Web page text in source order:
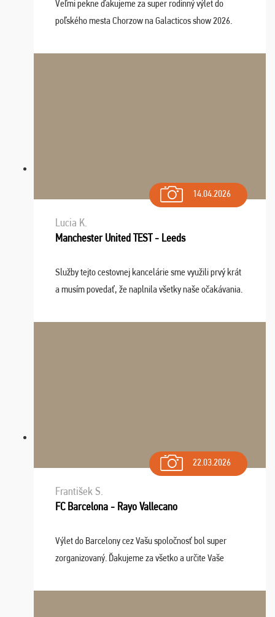
Veľmi pekne ďakujeme za super rodinný výlet do
poľského mesta Chorzow na Galacticos show 2026.
Navštívili sme aj zábavný park Legendia, previe ...
14.04.2026
Lucia K.
Manchester United TEST - Leeds
Služby tejto cestovnej kancelárie sme využili prvý krát
a musím povedať, že naplnila všetky naše očakávania.
dispozícii nonstop (milí, profesionálni ...
22.03.2026
František S.
FC Barcelona - Rayo Vallecano
Výlet do Barcelony cez Vašu spoločnosť bol super
zorganizovaný. Ďakujeme za všetko a určite Vaše